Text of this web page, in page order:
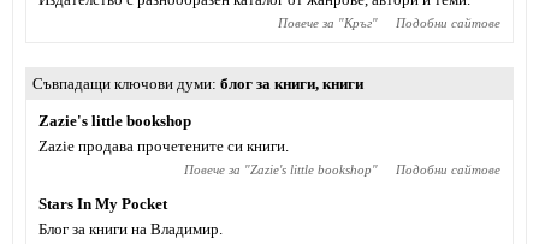
Повече за "Кръг" Подобни сайтове
Съвпадащи ключови думи блог за книги, книги
Zazie's little bookshop
Zazie продава прочетените си книги.
Повече за "Zazie's little bookshop" Подобни сайтове
Stars In My Pocket
Блог за книги на Владимир.